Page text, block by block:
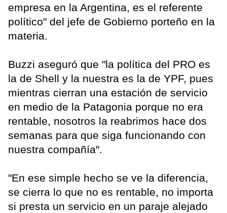
empresa en la Argentina, es el referente
político" del jefe de Gobierno porteño en la
materia.
Buzzi aseguró que "la política del PRO es
la de Shell y la nuestra es la de YPF, pues
mientras cierran una estación de servicio
en medio de la Patagonia porque no era
rentable, nosotros la reabrimos hace dos
semanas para que siga funcionando con
nuestra compañía".
"En ese simple hecho se ve la diferencia,
se cierra lo que no es rentable, no importa
si presta un servicio en un paraje alejado